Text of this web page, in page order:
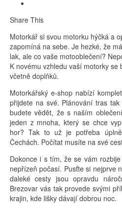
Share This
Motorkář si svou motorku hýčká a
zapomíná na sebe. Je hezké, že
lak, ale co vaše motooblečení?
K novému vzhledu vaší motorky
včetně doplňků.
Motorkářský e-shop nabízí
přijdete na své. Plánování tras
budete vědět, že s naším
jeden z mnoha, který se chce
hor? Tak to už je potřeba
Čechách. Počítat musíte na své
Dokonce i s tím, že se vám
nepřízeň počasí. Pusťte si nejprve
daleké cesty jsou opravdu
Brezovar vás tak provede svými
krajin, kde lišky dávají dobrou noc.